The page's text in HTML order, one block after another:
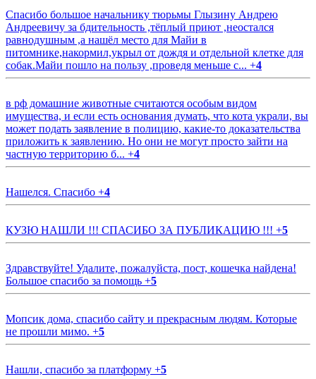
Спасибо большое начальнику тюрьмы Глызину Андрею
Андреевичу за бдительность ,тёплый приют ,неостался
равнодушным ,а нашёл место для Майи в
питомнике,накормил,укрыл от дождя и отдельной клетке для
собак.Майи пошло на пользу ,проведя меньше с... +4
в рф домашние животные считаются особым видом
имущества, и если есть основания думать, что кота украли, вы
может подать заявление в полицию, какие-то доказательства
приложить к заявлению. Но они не могут просто зайти на
частную территорию б... +4
Нашелся. Спасибо +4
КУЗЮ НАШЛИ !!! СПАСИБО ЗА ПУБЛИКАЦИЮ !!! +5
Здравствуйте! Удалите, пожалуйста, пост, кошечка найдена!
Большое спасибо за помощь +5
Мопсик дома, спасибо сайту и прекрасным людям. Которые
не прошли мимо. +5
Нашли, спасибо за платформу +5